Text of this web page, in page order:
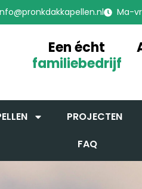
Ma-
Een écht
familiebedrijf
PROJECTEN
FAQ